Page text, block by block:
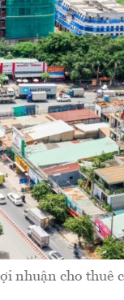
nhuận cho thuê